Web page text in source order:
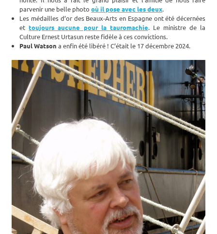
parvenir une belle photooù il pose avec les deux.
Les médailles d’or des Beaux-Arts en Espagne ont été décernées
ettoujours aucune pour la tauromachie. Le ministre de la
Culture Ernest Urtasun reste fidèle à ces convictions.
Paul Watson a enfin été libéré ! C’était le 17 décembre 2024.